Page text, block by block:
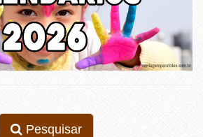
Pesquisar